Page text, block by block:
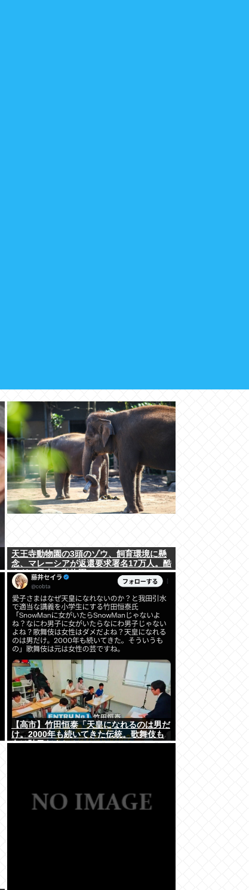
天王寺動物園の3頭のゾウ、飼育環境に懸
念、マレーシアが返還要求署名17万人。酷
すぎる日本の動物園
【高市】竹田恒泰「天皇になれるのは男だ
け。2000年も続いてきた伝統。歌舞伎も
女は駄目だよね？」